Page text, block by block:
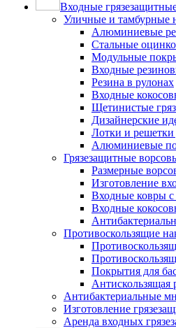
Входные
Уличные и тамбурные
Алюминиевые
Стальные
Модульные
Входные
Резина в рулонах
Входные
Щетинистые
Дизайнерские
Лотки и решетки
Алюминиевые
Грязезащитные
Размерные
Изготовление
Входные ковры
Входные
Противоскользящие
Покрытия для
Антискользящая
Антибактериальные
Изготовление
Аренда входных